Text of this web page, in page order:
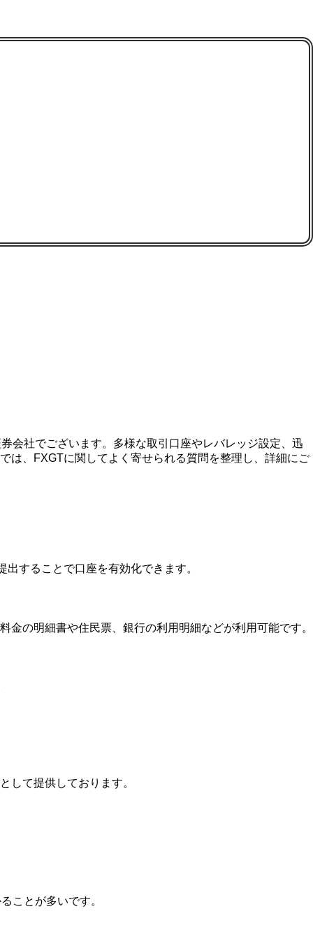
会社でございます。多様な取引口座やレバレッジ設定、迅
は、FXGTに関してよく寄せられる質問を整理し、詳細にご
することで口座を有効化できます。
の明細書や住民票、銀行の利用明細などが利用可能です。
して提供しております。
ことが多いです。